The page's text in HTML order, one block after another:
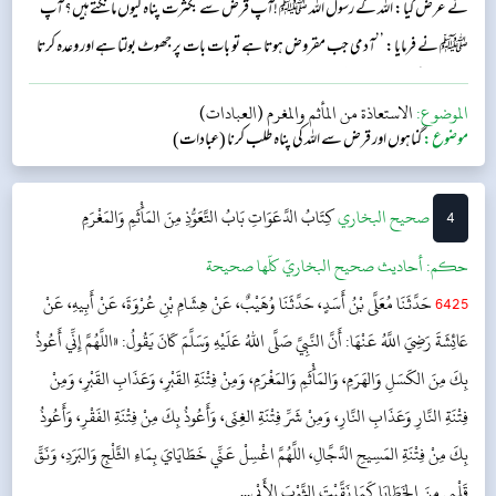
نے عرض کیا: اللہ کے رسول اللہ ﷺ !آپ قرض سے بکثرت پناہ کیوں مانگتے ہیں؟ آپ
ﷺ نے فرمایا: ’’آدمی جب مقروض ہوتا ہے تو بات بات پر جھوٹ بولتا ہے اور وعدہ کرتا
ہے تو اس کی خلاف ورزی کرتا ہے۔‘‘...
الموضوع:الاستعاذة من المأثم والمغرم (العبادات)
موضوع:گناہوں اور قرض سے اللہ کی پناہ طلب کرنا (عبادات)
4 ‌‌صحيح البخاريكِتَابُ الدَّعَوَاتِبَابُ التَّعَوُّذِ مِنَ المَأْثَمِ وَالمَغْرَمِ
حکم:أحاديث صحيح البخاريّ كلّها صحيحة
6425حَدَّثَنَا مُعَلَّى بْنُ أَسَدٍ، حَدَّثَنَا وُهَيْبٌ، عَنْ هِشَامِ بْنِ عُرْوَةَ، عَنْ أَبِيهِ، عَنْ
عَائِشَةَ رَضِيَ اللَّهُ عَنْهَا: أَنَّ النَّبِيَّ صَلَّى اللهُ عَلَيْهِ وَسَلَّمَ كَانَ يَقُولُ: «اللَّهُمَّ إِنِّي أَعُوذُ
بِكَ مِنَ الكَسَلِ وَالهَرَمِ، وَالمَأْثَمِ وَالمَغْرَمِ، وَمِنْ فِتْنَةِ القَبْرِ، وَعَذَابِ القَبْرِ، وَمِنْ
فِتْنَةِ النَّارِ وَعَذَابِ النَّارِ، وَمِنْ شَرِّ فِتْنَةِ الغِنَى، وَأَعُوذُ بِكَ مِنْ فِتْنَةِ الفَقْرِ، وَأَعُوذُ
بِكَ مِنْ فِتْنَةِ المَسِيحِ الدَّجَّالِ، اللَّهُمَّ اغْسِلْ عَنِّي خَطَايَايَ بِمَاءِ الثَّلْجِ وَالبَرَدِ، وَنَقِّ